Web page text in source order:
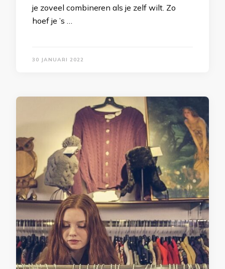
je zoveel combineren als je zelf wilt. Zo
hoef je ’s …
30 JANUARI 2022